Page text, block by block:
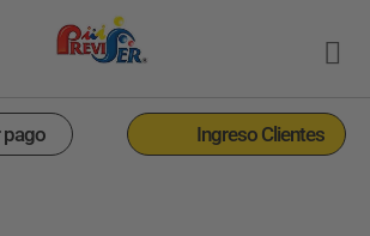
pago Ingreso Clientes